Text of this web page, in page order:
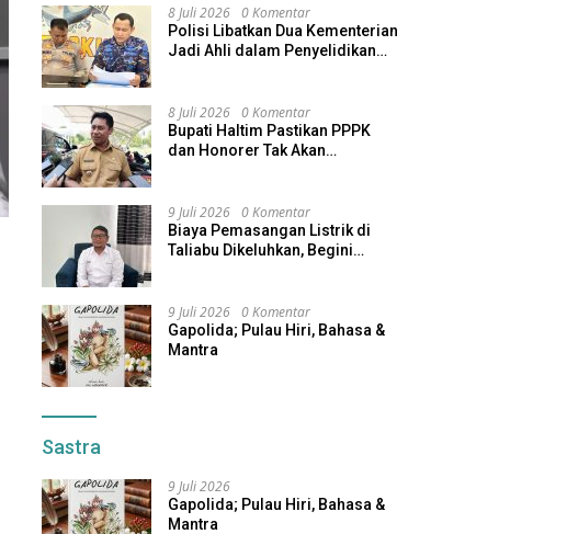
8 Juli 2026 0 Komentar
Polisi Libatkan Dua Kementerian
Jadi Ahli dalam Penyelidikan
8 Juli 2026 0 Komentar
Bupati Haltim Pastikan PPPK
dan Honorer Tak Akan
9 Juli 2026 0 Komentar
Biaya Pemasangan Listrik di
Taliabu Dikeluhkan, Begini
9 Juli 2026 0 Komentar
Gapolida; Pulau Hiri, Bahasa &
Mantra
Sastra
9 Juli 2026
Gapolida; Pulau Hiri, Bahasa &
Mantra